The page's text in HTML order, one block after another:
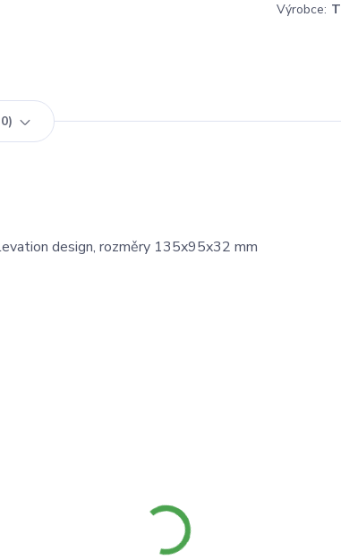
Výrobce:
0
design, rozměry 135x95x32 mm